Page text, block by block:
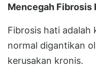
Mencegah Fibrosis
Fibrosis hati adalah
normal digantikan
kerusakan kronis.